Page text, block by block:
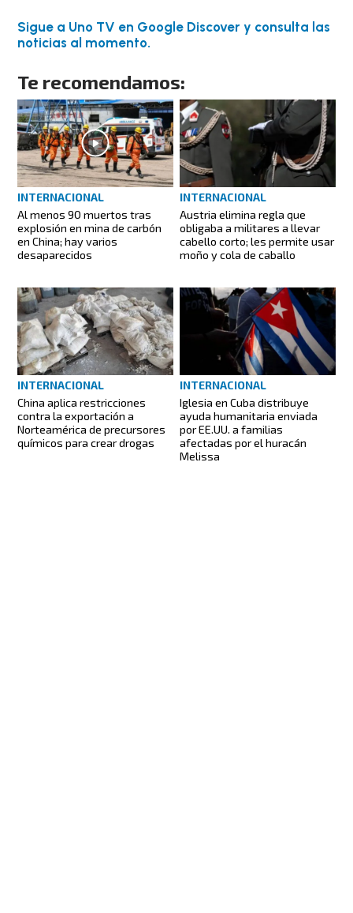
Sigue a Uno TV en Google Discover y consulta las
noticias al momento.
Te recomendamos:
INTERNACIONAL
Al menos 90 muertos tras
explosión en mina de carbón
en China; hay varios
desaparecidos
INTERNACIONAL
Austria elimina regla que
obligaba a militares a llevar
cabello corto; les permite usar
moño y cola de caballo
INTERNACIONAL
China aplica restricciones
contra la exportación a
Norteamérica de precursores
químicos para crear drogas
INTERNACIONAL
Iglesia en Cuba distribuye
ayuda humanitaria enviada
por EE.UU. a familias
afectadas por el huracán
Melissa